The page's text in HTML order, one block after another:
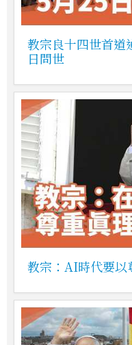
教宗良十四世首道
日問世
教宗：AI時代要以